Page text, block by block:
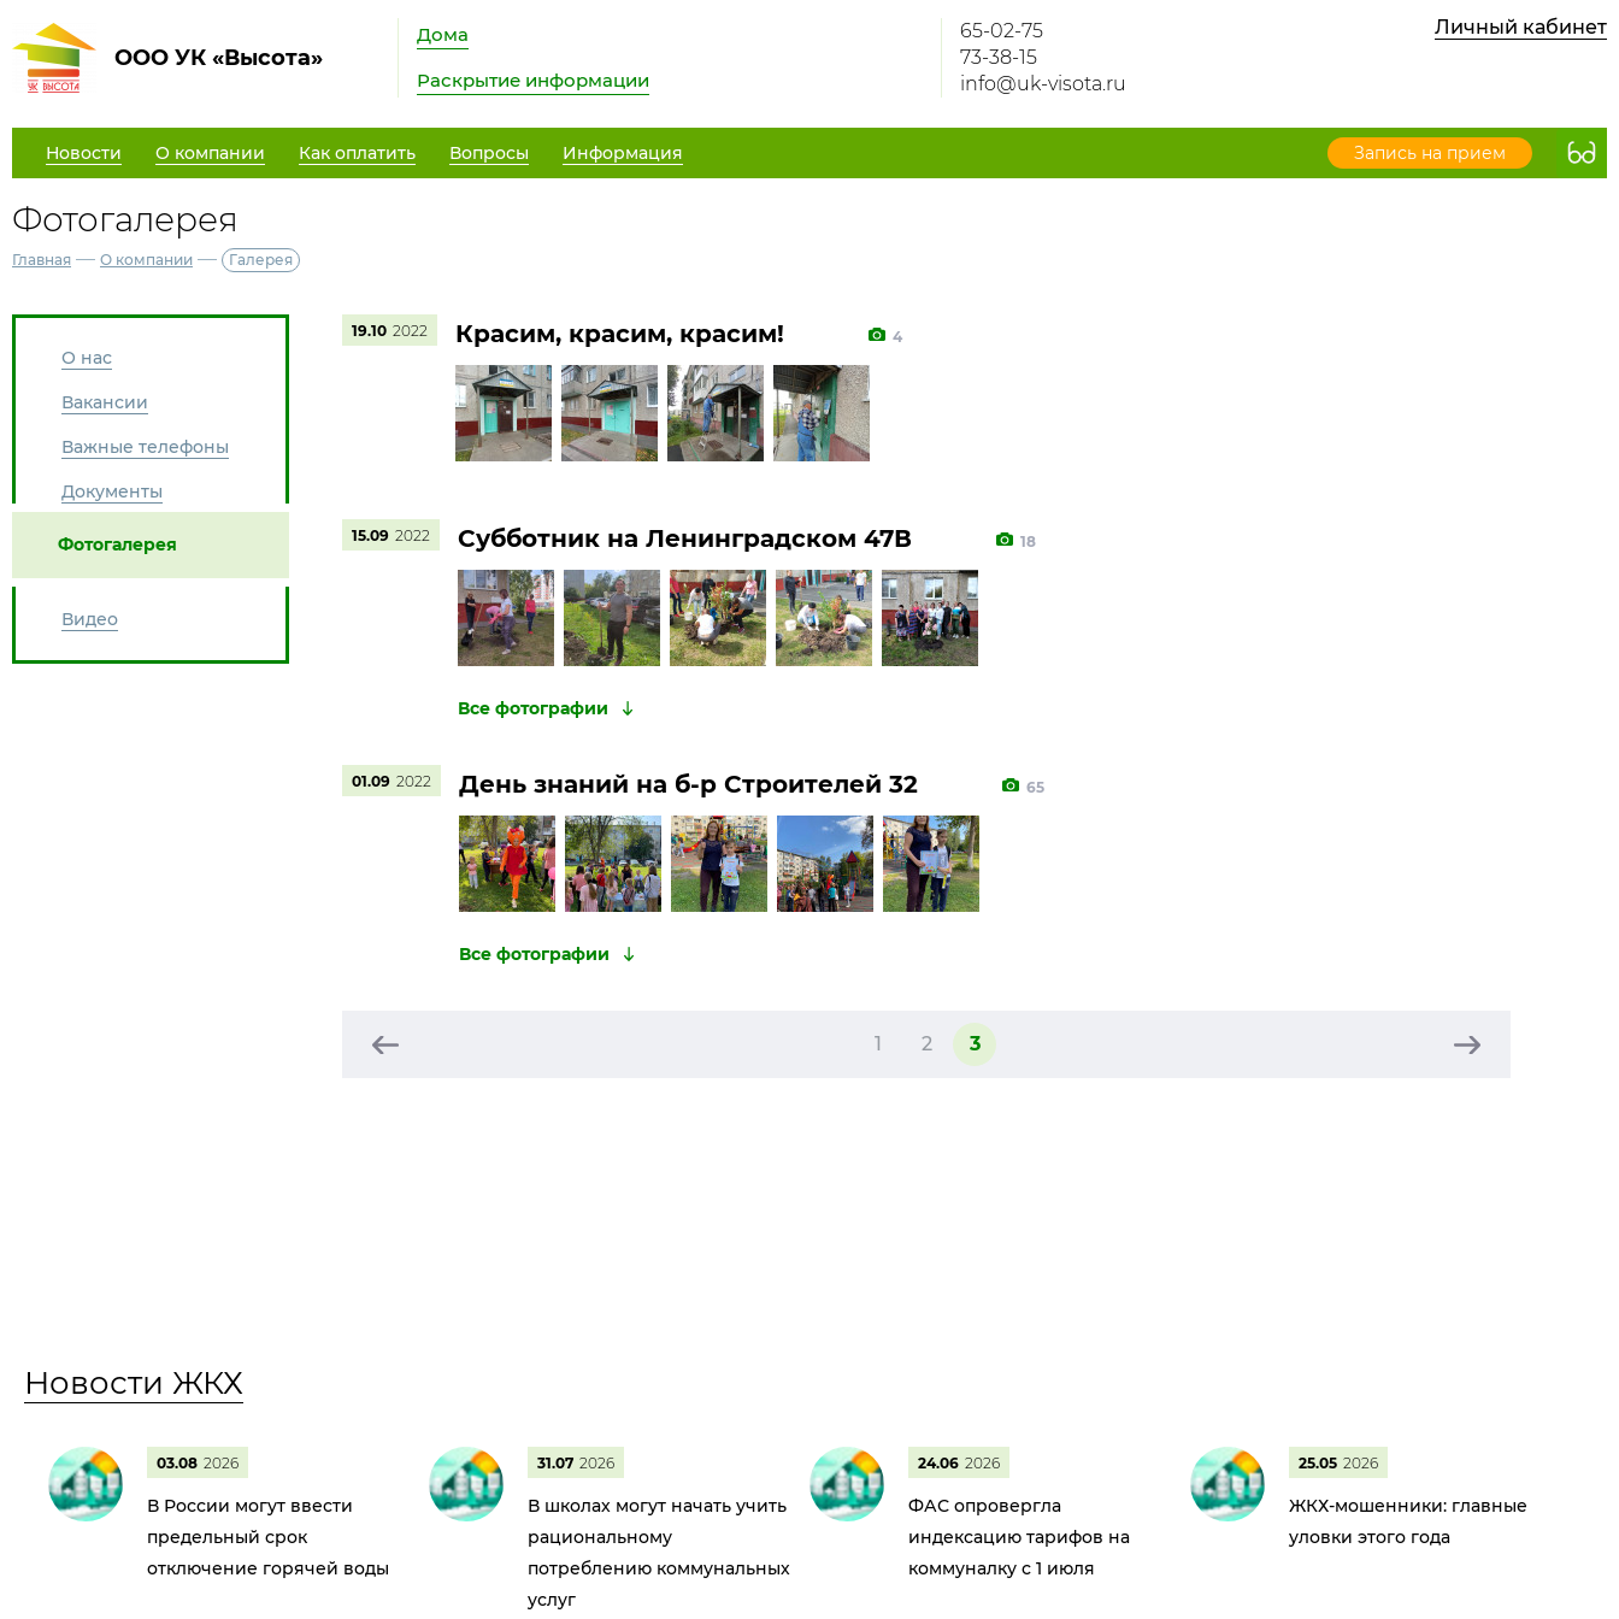
ООО УК «Высота»
Дома
Раскрытие информации
65-02-75
73-38-15
info@uk-visota.ru
Личный кабинет
Новости О компании Как оплатить Вопросы Информация Запись на прием
Фотогалерея
Главная — О компании — Галерея
О нас
Вакансии
Важные телефоны
Документы
Фотогалерея
Видео
19.10 2022 Красим, красим, красим! 4
15.09 2022 Субботник на Ленинградском 47В 18
01.09 2022 День знаний на б-р Строителей 32 65
1 2 3
Новости ЖКХ
03.08 2026
В России могут ввести
предельный срок
отключение горячей воды
31.07 2026
В школах могут начать учить
рациональному
потреблению коммунальных
услуг
24.06 2026
ФАС опровергла
индексацию тарифов на
коммуналку с 1 июля
25.05 2026
ЖКХ-мошенники: главные
уловки этого года